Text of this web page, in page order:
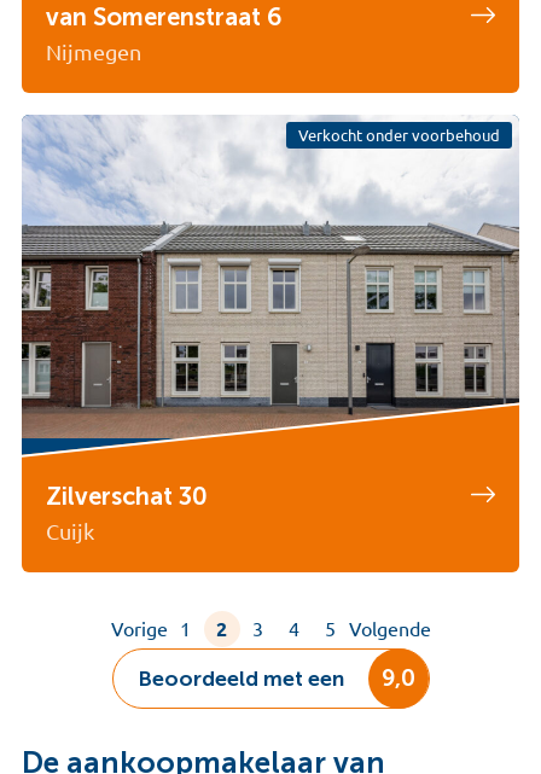
van Somerenstraat 6
Nijmegen
Verkocht onder voorbehoud
Zilverschat 30
Cuijk
Vorige 1 2 3 4 5 Volgende
Beoordeeld met een 9,0
De aankoopmakelaar van